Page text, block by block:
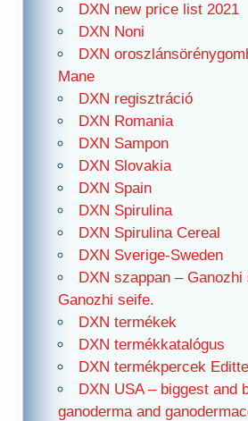
DXN new price list 2021
DXN Noni
DXN
Mane
DXN regisztráció
DXN Romania
DXN Sampon
DXN Slovakia
DXN Spain
DXN Spirulina
DXN Spirulina Cereal
DXN Sverige-Sweden
DXN szappan – Ganozhi
Ganozhi seife.
DXN termékek
DXN termékkatalógus
DXN termékpercek
DXN USA – biggest and
ganoderma and